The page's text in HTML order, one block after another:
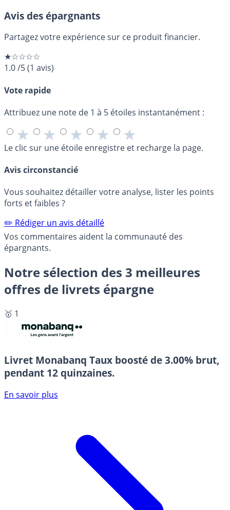
Avis des épargnants
Partagez votre expérience sur ce produit financier.
★☆☆☆☆
1.0/5(1 avis)
Vote rapide
Attribuez une note de 1 à 5 étoiles instantanément :
★ ★ ★ ★ ★
Le clic sur une étoile enregistre et recharge la page.
Avis circonstancié
Vous souhaitez détailler votre analyse, lister les points
forts et faibles ?
✏️ Rédiger un avis détaillé
Vos commentaires aident la communauté des
épargnants.
Notre sélection des 3 meilleures
offres de livrets épargne
🥇 1
Livret Monabanq Taux boosté de 3.00% brut,
pendant 12 quinzaines.
En savoir plus